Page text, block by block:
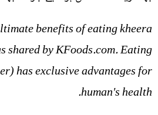
benefits of eating kheera
shared by KFoods.com. Eating
has exclusive advantages for
human's health.